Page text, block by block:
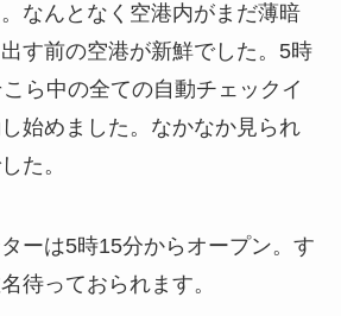
なんとなく空港内がまだ薄暗
す前の空港が新鮮でした。5時
ら中の全ての自動チェックイ
始めました。なかなか見られ
た。
ーは5時15分からオープン。す
待っておられます。